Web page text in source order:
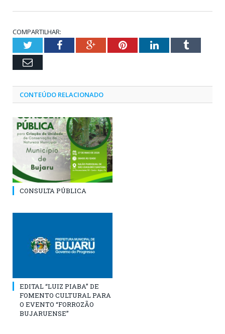
COMPARTILHAR:
TwitterFacebookGoogle+PinterestLinkedInTumblr
Email
CONTEÚDO RELACIONADO
CONSULTA PÚBLICA
EDITAL “LUIZ PIABA” DE
FOMENTO CULTURAL PARA
O EVENTO “FORROZÃO
BUJARUENSE”